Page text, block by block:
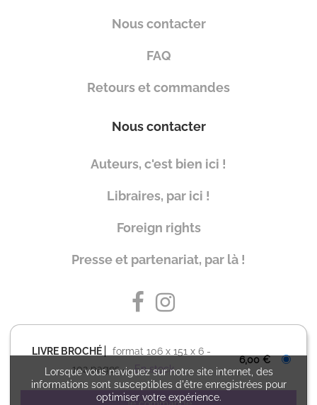
Lorsque vous naviguez sur notre site internet, des
informations sont susceptibles d'être enregistrées pour
optimiser votre expérience.
LIVRE BROCHÉ
format 106 x 151 x 6
102 pages
En stock
6,00 €
Nous contacter
FAQ
Retours et commandes
Nous contacter
Auteurs, c'est bien ici !
Libraires, par ici !
Foreign rights
Presse et partenariat, par là !
Charte de référencement
Charte de données personnelles